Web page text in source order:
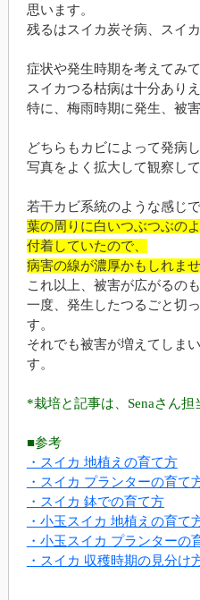
思います。
残るはスイカ炭そ病、スイ
症状や発生時期を考えてみ
スイカつる枯病は十分あり
特に、梅雨時期に発生、被
どちらもカビによって発病し
写真をよく拡大して観察して
若干カビ系統のような感じで
葉の周りに白いつぶつぶの
付着していたので、
病害の線が濃厚かもしれませ
これ以上、被害が広がるの
一度、発生したつるごと切
す。
それでも被害が増えてしま
す。
*栽培と記事は、Senaさん担
■参考
・スイカ 地植えの育て方
・スイカ プランターの育て
・スイカ 鉢での育て方
・小玉スイカ 地植えの育て
・小玉スイカ プランターの
・スイカ 収穫時期の見分け